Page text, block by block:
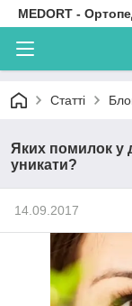
MEDORT -
Статті
Яких помилок у
уникати?
14.09.2017